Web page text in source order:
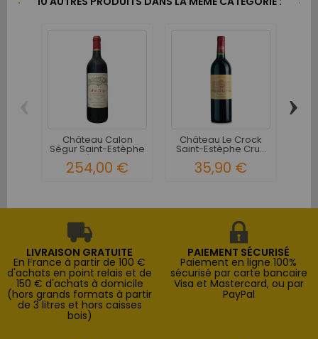
Château Calon
Ségur Saint-Estèphe
3ème...
254,00 €
Château Le Crock
Saint-Estèphe Cru...
35,90 €
›
LIVRAISON GRATUITE
En France à partir de 100 €
d'achats en point relais et de
150 € d'achats à domicile
(hors grands formats à partir
de 3 litres et hors caisses
bois)
PAIEMENT SÉCURISÉ
Paiement en ligne 100%
sécurisé par carte bancaire
Visa et Mastercard, ou par
PayPal